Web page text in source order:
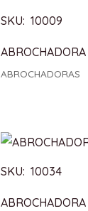
SKU: 10009
ABROCHADORAS
SKU: 10034